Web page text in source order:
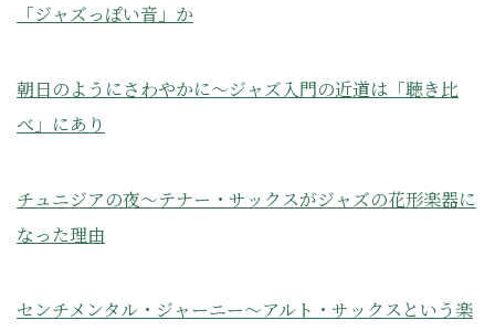
「ジャズっぽい音」か
朝日のようにさわやかに〜ジャズ入門の近道は「聴き比
べ」にあり
チュニジアの夜〜テナー・サックスがジャズの花形楽器に
なった理由
センチメンタル・ジャーニー〜アルト・サックスという楽